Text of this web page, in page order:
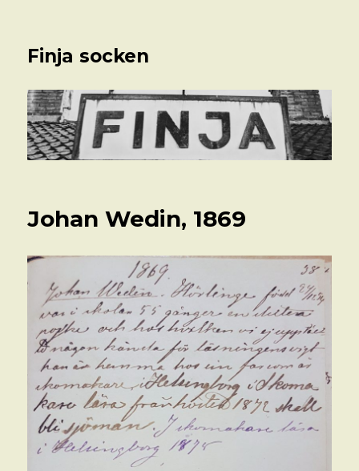
Finja socken
Johan Wedin, 1869